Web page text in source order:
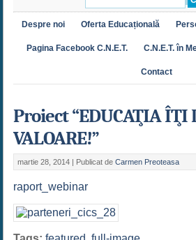
Despre noi Oferta Educațională
Pagina Facebook C.N.E.T. C.N.E.T. în
Contact
Proiect “EDUCAŢIA ÎŢI
VALOARE!”
martie 28, 2014 | Publicat de Carmen Preoteasa
raport_webinar